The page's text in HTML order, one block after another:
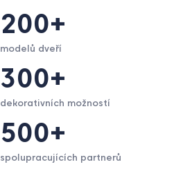
200+
modelů dveří
300+
dekorativních možností
500+
spolupracujících partnerů